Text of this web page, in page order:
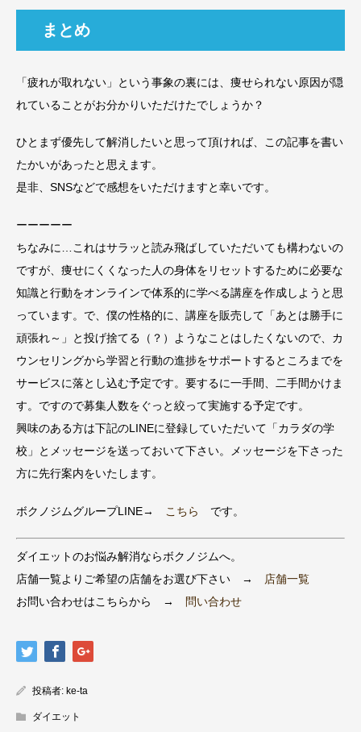
まとめ
「疲れが取れない」という事象の裏には、痩せられない原因が隠
れていることがお分かりいただけたでしょうか？
ひとまず優先して解消したいと思って頂ければ、この記事を書い
たかいがあったと思えます。
是非、SNSなどで感想をいただけますと幸いです。
ーーーーー
ちなみに…これはサラッと読み飛ばしていただいても構わないの
ですが、痩せにくくなった人の身体をリセットするために必要な
知識と行動をオンラインで体系的に学べる講座を作成しようと思
っています。で、僕の性格的に、講座を販売して「あとは勝手に
頑張れ～」と投げ捨てる（？）ようなことはしたくないので、カ
ウンセリングから学習と行動の進捗をサポートするところまでを
サービスに落とし込む予定です。要するに一手間、二手間かけま
す。ですので募集人数をぐっと絞って実施する予定です。
興味のある方は下記のLINEに登録していただいて「カラダの学
校」とメッセージを送っておいて下さい。メッセージを下さった
方に先行案内をいたします。
ボクノジムグループLINE→ こちら です。
ダイエットのお悩み解消ならボクノジムへ。
店舗一覧よりご希望の店舗をお選び下さい →
店舗一覧
お問い合わせはこちらから →
問い合わせ
投稿者: ke-ta
ダイエット